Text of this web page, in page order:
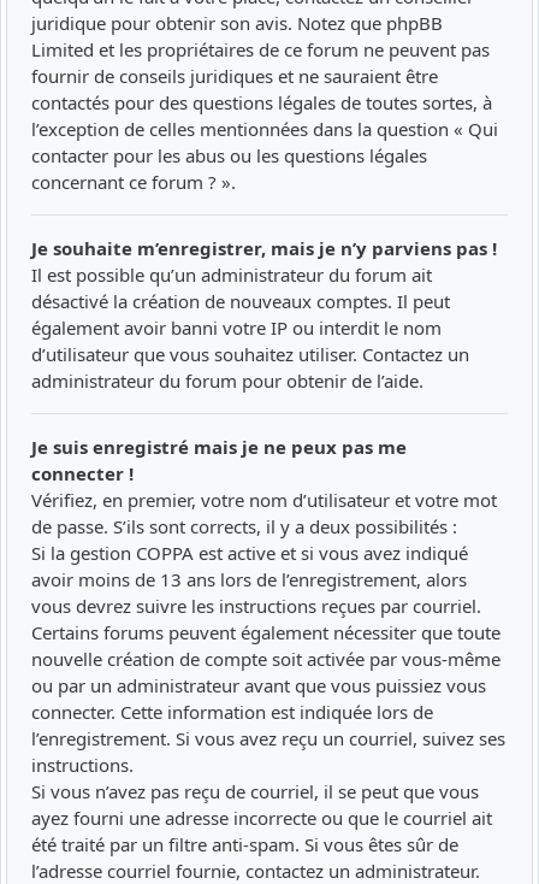
juridique pour obtenir son avis. Notez que phpBB
Limited et les propriétaires de ce forum ne peuvent pas
fournir de conseils juridiques et ne sauraient être
contactés pour des questions légales de toutes sortes, à
l’exception de celles mentionnées dans la question « Qui
contacter pour les abus ou les questions légales
concernant ce forum ? ».
Je souhaite m’enregistrer, mais je n’y parviens pas !
Il est possible qu’un administrateur du forum ait
désactivé la création de nouveaux comptes. Il peut
également avoir banni votre IP ou interdit le nom
d’utilisateur que vous souhaitez utiliser. Contactez un
administrateur du forum pour obtenir de l’aide.
Je suis enregistré mais je ne peux pas me
connecter !
Vérifiez, en premier, votre nom d’utilisateur et votre mot
de passe. S’ils sont corrects, il y a deux possibilités :
Si la gestion COPPA est active et si vous avez indiqué
avoir moins de 13 ans lors de l’enregistrement, alors
vous devrez suivre les instructions reçues par courriel.
Certains forums peuvent également nécessiter que toute
nouvelle création de compte soit activée par vous-même
ou par un administrateur avant que vous puissiez vous
connecter. Cette information est indiquée lors de
l’enregistrement. Si vous avez reçu un courriel, suivez ses
instructions.
Si vous n’avez pas reçu de courriel, il se peut que vous
ayez fourni une adresse incorrecte ou que le courriel ait
été traité par un filtre anti-spam. Si vous êtes sûr de
l’adresse courriel fournie, contactez un administrateur.